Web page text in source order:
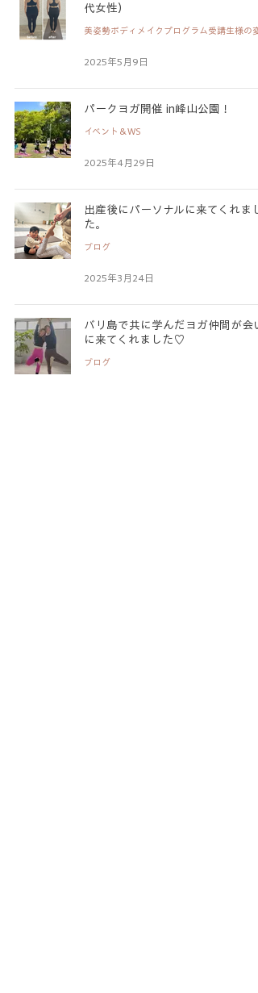
代女性）
美姿勢ボディメイクプログラム受講生様の
2025年5月9日
パークヨガ開催 in峰山公園！
イベント＆WS
2025年4月29日
出産後にパーソナルに来てくれまし
た。
ブログ
2025年3月24日
バリ島で共に学んだヨガ仲間が会い
に来てくれました♡
ブログ